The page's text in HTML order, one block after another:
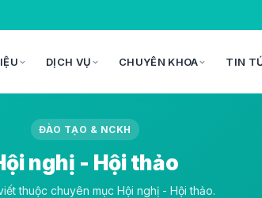
DỊCH VỤ CHUYÊN KHOA TIN
ĐÀO TẠO & NCKH
nghị - Hội thảo
thuộc chuyên mục Hội nghị - Hội thảo.